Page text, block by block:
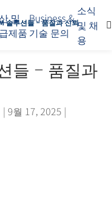
및
제품
Business &
기술 문의
소식
및 채
용
솔루션들 – 품질과 신뢰
들 – 품질과
| 9월 17, 2025 |